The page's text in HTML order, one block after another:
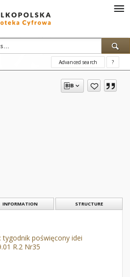
Advanced search ?
INFORMATION STRUCTURE
tygodnik poświęcony idei
R.2 Nr35